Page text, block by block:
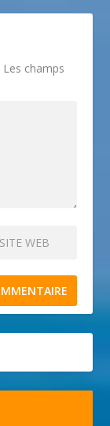
Les champs